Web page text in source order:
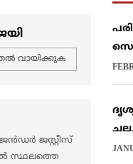
വായിക്കുക
ജസ്റ്റീസ്
സ്ഥലത്തെ